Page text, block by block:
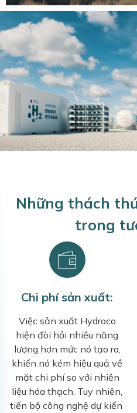
Những thách
trong
Chi phí sản xuất:
Việc sản xuất Hydroco
hiện đòi hỏi nhiều năng
lượng hơn mức nó tạo ra,
khiến nó kém hiệu quả về
mặt chi phí so với nhiên
liệu hóa thạch. Tuy nhiên,
tiến bộ công nghệ dự kiến ​​